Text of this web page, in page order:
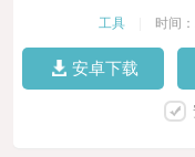
工具 时间
安卓下载